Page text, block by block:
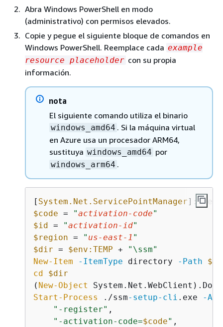
Abra Windows PowerShell en modo
(administrativo) con permisos elevados.
Copie y pegue el siguiente bloque de comandos en
Windows PowerShell. Reemplace cada example
resource placeholder con su propia
información.
nota
El siguiente comando utiliza el binario
windows_amd64 . Si la máquina virtual
en Azure usa un procesador ARM64,
sustituya windows_amd64 por
windows_arm64 .
[ System.Net.ServicePointManager
$code = "activation-code"
$id = "activation-id"
$region = " us-east-1 "
$dir = $env:TEMP +
"\ssm"
New-Item
-ItemType directory -Path
cd
$dir
( New-Object
Start-Process
./ssm-setup-cli .exe
-
"-register" ,
"-activation-code=$code" ,